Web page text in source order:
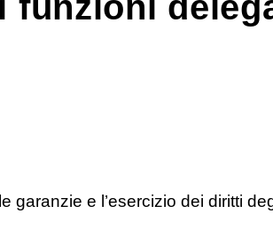
garanzie e l’esercizio dei diritti